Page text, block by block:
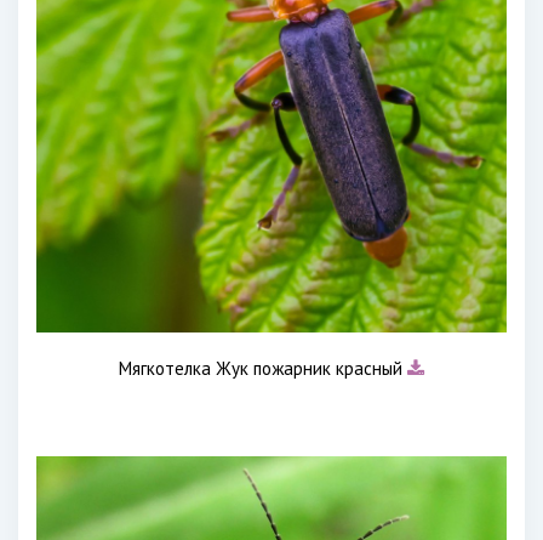
Мягкотелка Жук пожарник красный